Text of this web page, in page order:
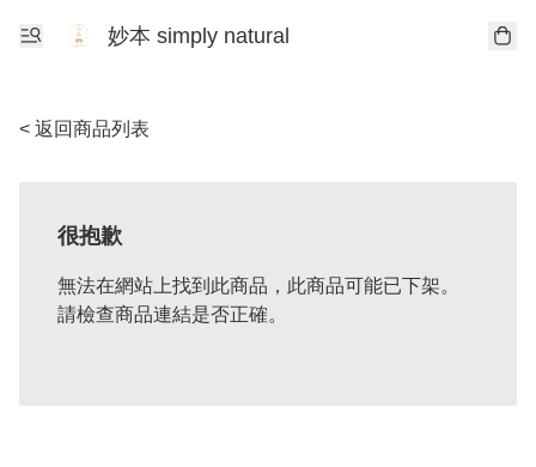
妙本 simply natural
< 返回商品列表
很抱歉
無法在網站上找到此商品，此商品可能已下架。
請檢查商品連結是否正確。